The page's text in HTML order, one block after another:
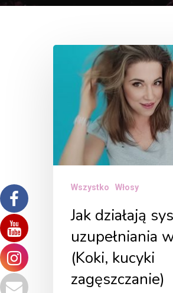
działają
systemy
uzupełniania
włosów?
(Koki,
kucyki
zagęszczanie)
Wszystko Włosy
Jak działają
uzupełniania
(Koki, kucyki
zagęszczanie)